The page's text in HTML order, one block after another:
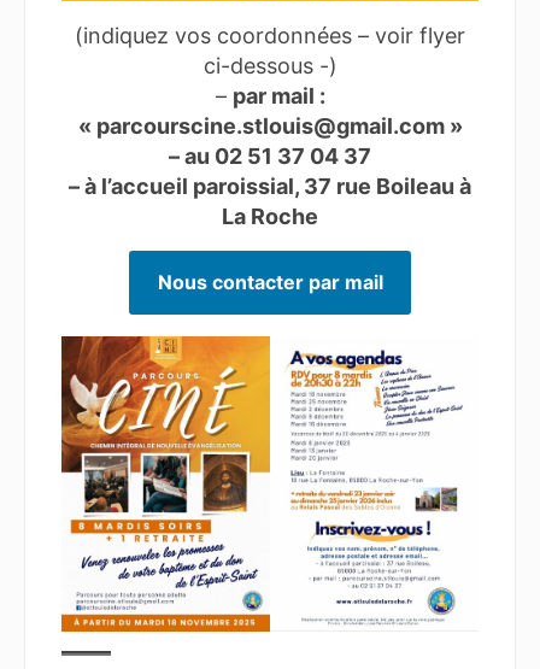
(indiquez vos coordonnées – voir flyer
ci-dessous -)
– par mail :
« parcourscine.stlouis@gmail.com »
– au 02 51 37 04 37
– à l’accueil paroissial, 37 rue Boileau à
La Roche
Nous contacter par mail